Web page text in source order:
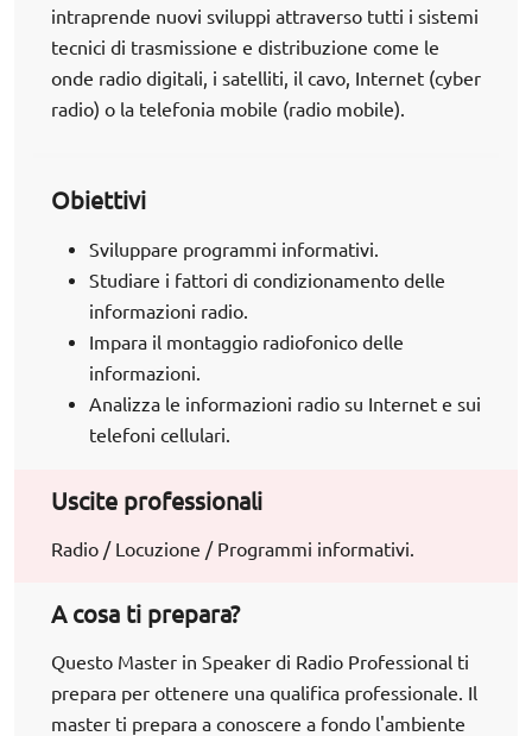
intraprende nuovi sviluppi attraverso tutti i sistemi
tecnici di trasmissione e distribuzione come le
onde radio digitali, i satelliti, il cavo, Internet (cyber
radio) o la telefonia mobile (radio mobile).
Obiettivi
Sviluppare programmi informativi.
Studiare i fattori di condizionamento delle
informazioni radio.
Impara il montaggio radiofonico delle
informazioni.
Analizza le informazioni radio su Internet e sui
telefoni cellulari.
Uscite professionali
Radio / Locuzione / Programmi informativi.
A cosa ti prepara?
Questo Master in Speaker di Radio Professional ti
prepara per ottenere una qualifica professionale. Il
master ti prepara a conoscere a fondo l'ambiente